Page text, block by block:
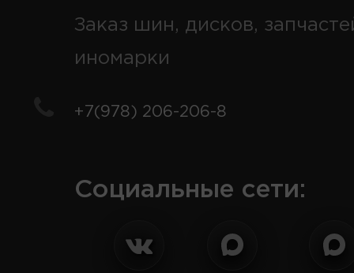
Заказ шин, дисков,
иномарки
+7(978) 206-206-8
Социальные сети: